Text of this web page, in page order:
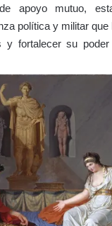
apoyo mutuo,
política y militar
y fortalecer su